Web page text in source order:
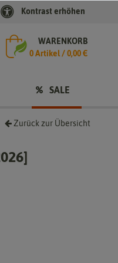
Kontrast erhöhen
WARENKORB
0Artikel /0,00 €
SALE
Zurück zur Übersicht